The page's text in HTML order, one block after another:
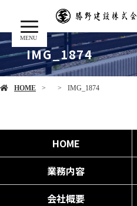
MENU
IMG_1874
HOME IMG_1874
HOME
業務内容
会社概要